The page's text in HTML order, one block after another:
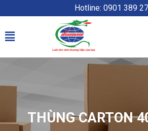
Hotline: 0901 389
THÙNG CARTON